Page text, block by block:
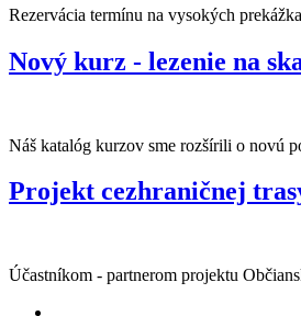
Rezervácia termínu na vysokých
Nový kurz - lezenie na
Náš katalóg kurzov sme rozšírili o novú
Projekt cezhraničnej
Účastníkom - partnerom projektu